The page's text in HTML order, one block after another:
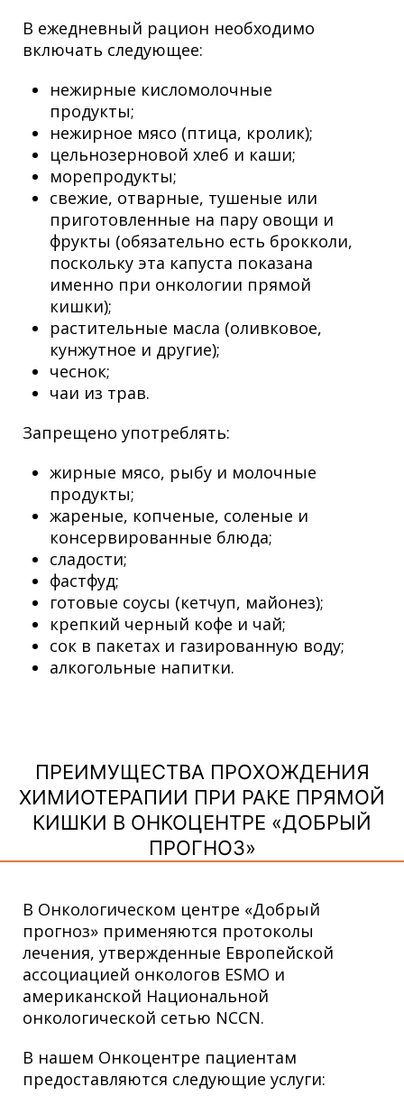
В ежедневный рацион необходимо
включать следующее:
нежирные кисломолочные
продукты;
нежирное мясо (птица, кролик);
цельнозерновой хлеб и каши;
морепродукты;
свежие, отварные, тушеные или
приготовленные на пару овощи и
фрукты (обязательно есть брокколи,
поскольку эта капуста показана
именно при онкологии прямой
кишки);
растительные масла (оливковое,
кунжутное и другие);
чеснок;
чаи из трав.
Запрещено употреблять:
жирные мясо, рыбу и молочные
продукты;
жареные, копченые, соленые и
консервированные блюда;
сладости;
фастфуд;
готовые соусы (кетчуп, майонез);
крепкий черный кофе и чай;
сок в пакетах и газированную воду;
алкогольные напитки.
ПРЕИМУЩЕСТВА ПРОХОЖДЕНИЯ
ХИМИОТЕРАПИИ ПРИ РАКЕ ПРЯМОЙ
КИШКИ В ОНКОЦЕНТРЕ «ДОБРЫЙ
ПРОГНОЗ»
В Онкологическом центре «Добрый
прогноз» применяются протоколы
лечения, утвержденные Европейской
ассоциацией онкологов ESMO и
американской Национальной
онкологической сетью NCCN.
В нашем Онкоцентре пациентам
предоставляются следующие услуги: